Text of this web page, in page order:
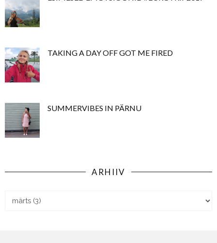
TAKING A DAY OFF GOT ME FIRED
SUMMERVIBES IN PÄRNU
ARHIIV